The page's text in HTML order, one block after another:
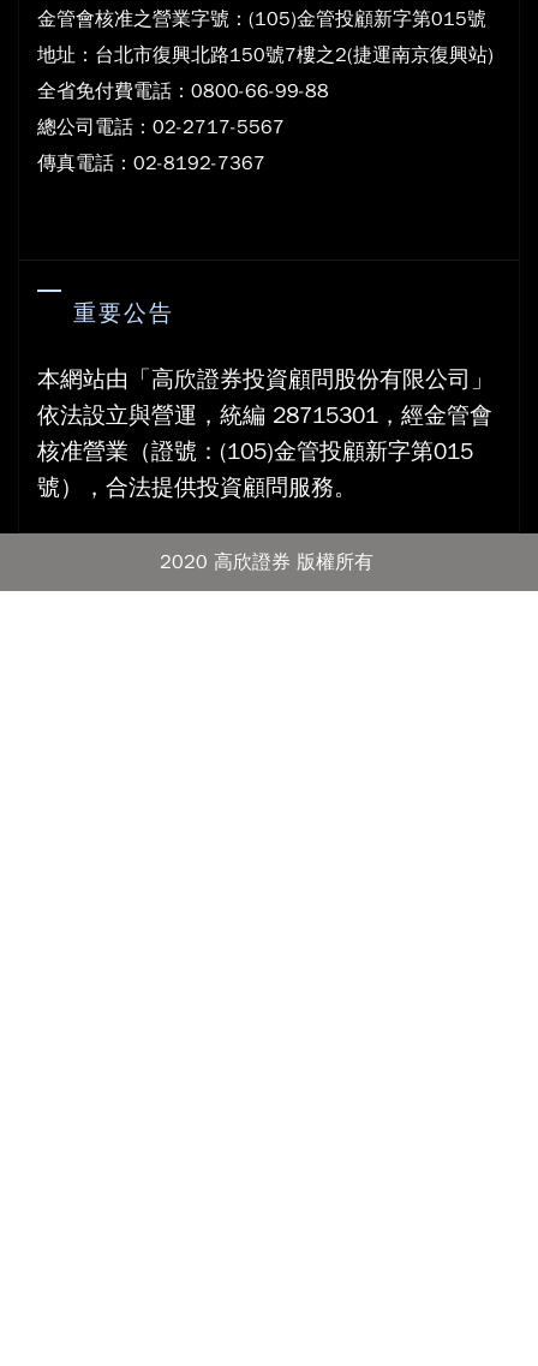
金管會核准之營業字號：(105)金管投顧新字第015號
地址：台北市復興北路150號7樓之2(捷運南京復興站)
全省免付費電話：0800-66-99-88
總公司電話：02-2717-5567
傳真電話：02-8192-7367
重要公告
本網站由「高欣證券投資顧問股份有限公司」
依法設立與營運，統編 28715301，經金管會
核准營業（證號：(105)金管投顧新字第015
號），合法提供投資顧問服務。
2020 高欣證券 版權所有